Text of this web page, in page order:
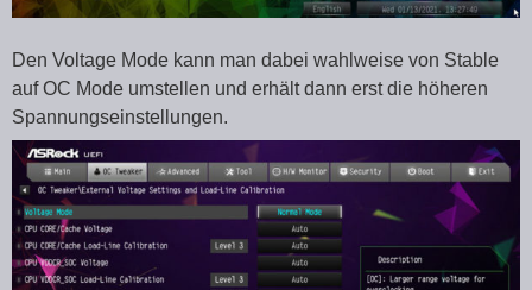
Den Voltage Mode kann man dabei wahlweise von Stable
auf OC Mode umstellen und erhält dann erst die höheren
Spannungseinstellungen.